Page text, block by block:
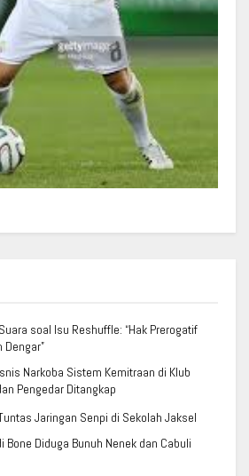
soal Isu Reshuffle: “Hak Prerogatif
Dengar”
Narkoba Sistem Kemitraan di Klub
Pengedar Ditangkap
Jaringan Senpi di Sekolah Jaksel
Bone Diduga Bunuh Nenek dan Cabuli